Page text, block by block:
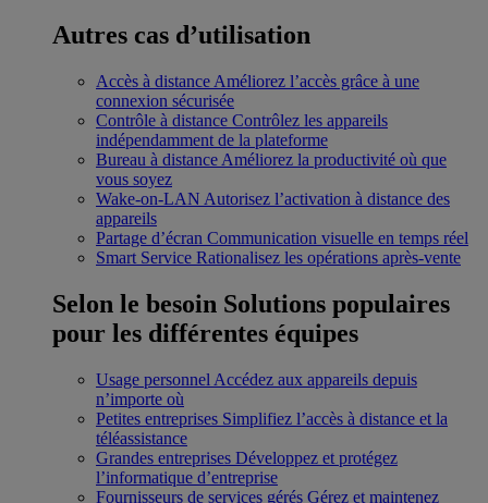
Autres cas d’utilisation
Accès à distance Améliorez l’accès grâce à une
connexion sécurisée
Contrôle à distance Contrôlez les appareils
indépendamment de la plateforme
Bureau à distance Améliorez la productivité où que
vous soyez
Wake-on-LAN Autorisez l’activation à distance des
appareils
Partage d’écran Communication visuelle en temps réel
Smart Service Rationalisez les opérations après-vente
Selon le besoin Solutions populaires
pour les différentes équipes
Usage personnel Accédez aux appareils depuis
n’importe où
Petites entreprises Simplifiez l’accès à distance et la
téléassistance
Grandes entreprises Développez et protégez
l’informatique d’entreprise
Fournisseurs de services gérés Gérez et maintenez